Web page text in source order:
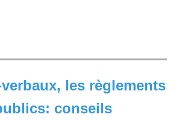
les règlements
conseils